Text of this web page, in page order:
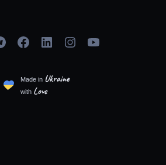
Made in Ukraine
with Love